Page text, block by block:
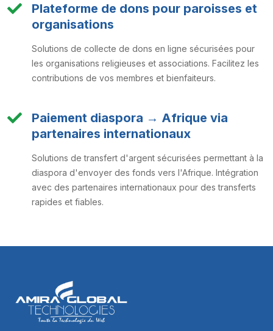
Plateforme de dons pour paroisses et
organisations
Solutions de collecte de dons en ligne sécurisées pour
les organisations religieuses et associations. Facilitez les
contributions de vos membres et bienfaiteurs.
Paiement diaspora → Afrique via
partenaires internationaux
Solutions de transfert d'argent sécurisées permettant à la
diaspora d'envoyer des fonds vers l'Afrique. Intégration
avec des partenaires internationaux pour des transferts
rapides et fiables.